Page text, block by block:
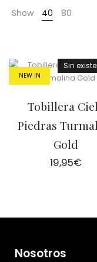
Show 40 80
Sin
NEW IN
Tobillera
Piedras
Gold
19,95€
Nosotros